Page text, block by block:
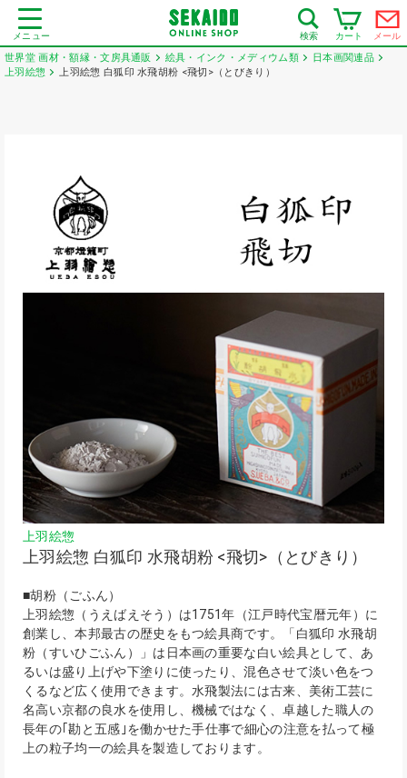
メニュー 検索 カート メール
世界堂 画材・額縁・文房具通販 絵具・インク・メディウム類
日本画関連品
上羽絵惣
上羽絵惣 白狐印 水飛胡粉 <飛切>（とびきり）
上羽絵惣
上羽絵惣 白狐印 水飛胡粉 <飛切>（とびきり）
■胡粉（ごふん）
上羽絵惣（うえばえそう）は1751年（江戸時代宝暦元年）に
創業し、本邦最古の歴史をもつ絵具商です。「白狐印 水飛胡
粉（すいひごふん）」は日本画の重要な白い絵具として、あ
るいは盛り上げや下塗りに使ったり、混色させて淡い色をつ
くるなど広く使用できます。水飛製法には古来、美術工芸に
名高い京都の良水を使用し、機械ではなく、卓越した職人の
長年の｢勘と五感｣を働かせた手仕事で細心の注意を払って極
上の粒子均一の絵具を製造しております。